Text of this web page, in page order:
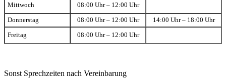
Mittwoch 08:00 Uhr – 12:00 Uhr
Donnerstag 08:00 Uhr – 12:00 Uhr 14:00 Uhr – 18:00 Uhr
Freitag 08:00 Uhr – 12:00 Uhr
Sonst Sprechzeiten nach Vereinbarung